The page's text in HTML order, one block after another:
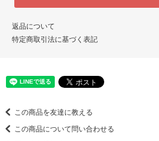
返品について
特定商取引法に基づく表記
この商品を友達に教える
この商品について問い合わせる